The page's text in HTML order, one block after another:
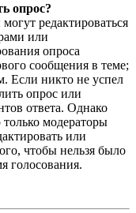
опрос?
редактироваться
или
опроса
сообщения в теме;
Если никто не успел
опрос или
ответа. Однако
только модераторы
или
чтобы нельзя было
голосования.